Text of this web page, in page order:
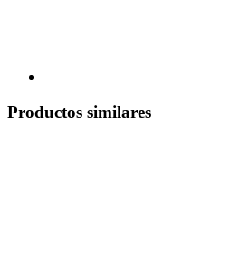
Productos similares